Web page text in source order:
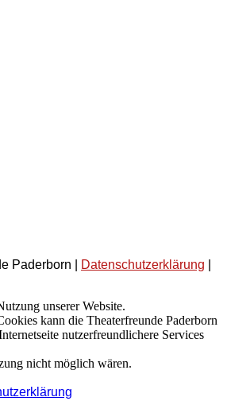
Paderborn |
Datenschutzerklärung
unserer Website.
kann die Theaterfreunde Paderborn
nutzerfreundlichere Services
nicht möglich wären.